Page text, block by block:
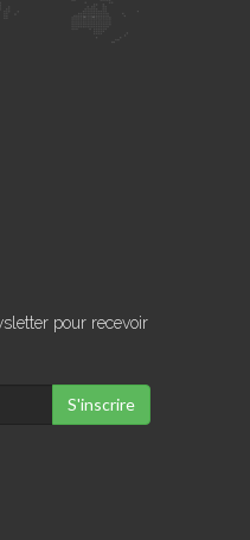
pour recevoir
S'inscrire